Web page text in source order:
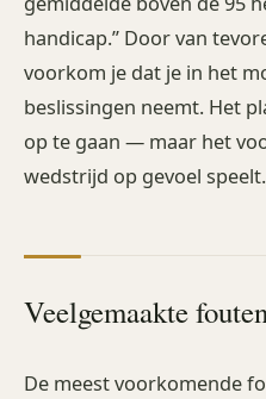
handicap.” Door van
voorkom je dat je in het
beslissingen neemt. Het
op te gaan — maar het
wedstrijd op gevoel speelt.
Veelgemaakte
De meest voorkomende